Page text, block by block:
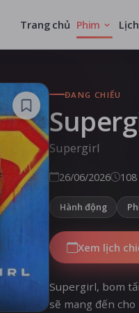
Trang chủ Phim
ĐANG CHIẾU
Supergirl
26/06/2026
Hành động
Xem lịch
Supergirl, bom
sẽ mang đến